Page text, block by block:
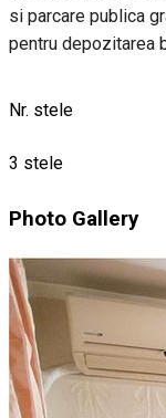
si parcare publica
pentru depozitarea
Nr. stele
3 stele
Photo Gallery